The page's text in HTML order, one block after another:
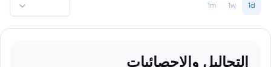
1d
1w
1m
التحاليل والإحصائيات